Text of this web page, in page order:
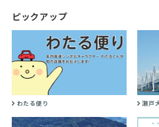
ピックアップ
わたる便り 瀬戸